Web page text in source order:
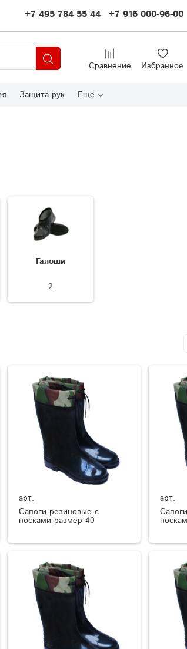
+7 495 784 55 44 +7 916 000-96-00
Сравнение Избранное
Защита рук Еще
Галоши
2
арт.
Сапоги резиновые с
носками размер 40
арт.